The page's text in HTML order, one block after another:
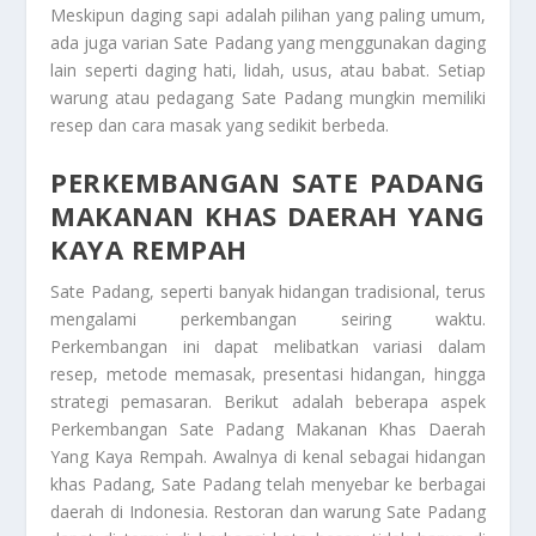
Meskipun daging sapi adalah pilihan yang paling umum,
ada juga varian Sate Padang yang menggunakan daging
lain seperti daging hati, lidah, usus, atau babat. Setiap
warung atau pedagang Sate Padang mungkin memiliki
resep dan cara masak yang sedikit berbeda.
PERKEMBANGAN SATE PADANG
MAKANAN KHAS DAERAH YANG
KAYA REMPAH
Sate Padang, seperti banyak hidangan tradisional, terus
mengalami perkembangan seiring waktu.
Perkembangan ini dapat melibatkan variasi dalam
resep, metode memasak, presentasi hidangan, hingga
strategi pemasaran. Berikut adalah beberapa aspek
Perkembangan Sate Padang Makanan Khas Daerah
Yang Kaya Rempah. Awalnya di kenal sebagai hidangan
khas Padang, Sate Padang telah menyebar ke berbagai
daerah di Indonesia. Restoran dan warung Sate Padang